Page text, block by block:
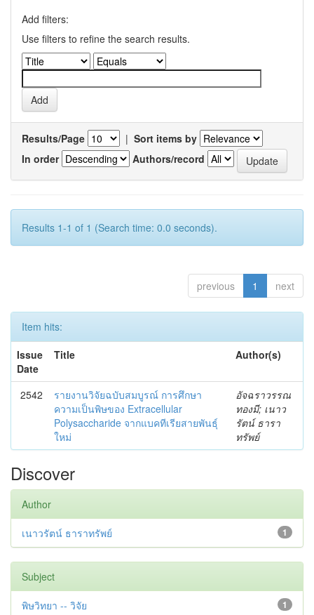
Add filters:
Use filters to refine the search results.
Results/Page | Sort items by
In order
Authors/record
Results 1-1 of 1 (Search time: 0.0 seconds).
previous 1 next
Item hits:
Issue
Date
Title Author(s)
2542
รายงานวิจัยฉบับสมบูรณ์ การศึกษา
ความเป็นพิษของ Extracellular
Polysaccharide จากแบคทีเรียสายพันธุ์
ใหม่
อัจฉราวรรณ
ทองมี; เนาว
รัตน์ ธารา
ทรัพย์
Discover
Author
1
เนาวรัตน์ ธาราทรัพย์
Subject
1
พิษวิทยา -- วิจัย